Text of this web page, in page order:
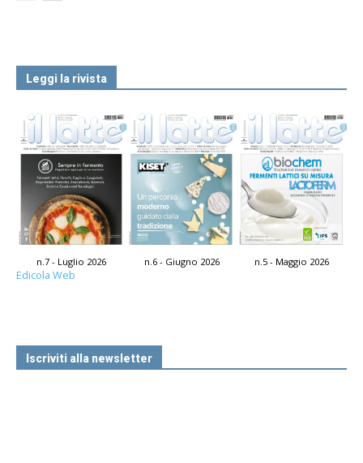
Leggi la rivista
n.7 - Luglio 2026 n.6 - Giugno 2026 n.5 - Maggio 2026
Edicola Web
Iscriviti alla newsletter